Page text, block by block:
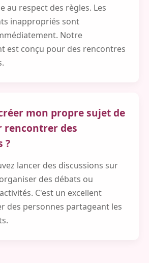
au respect des règles. Les
inappropriés sont
Notre
est conçu pour des rencontres
mon propre sujet de
des
?
lancer des discussions sur
des débats ou
C'est un excellent
des personnes partageant les